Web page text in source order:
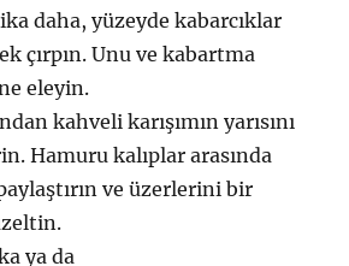
daha, yüzeyde kabarcıklar
çırpın. Unu ve kabartma
eleyin.
kahveli karışımın yarısını
Hamuru kalıplar arasında
ve üzerlerini bir
ya da